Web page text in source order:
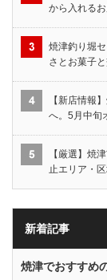
から入れる
焼津釣り堀
さとお菓子
【新店情報
へ。5月中旬
【厳選】焼
止エリア・区
新着記事
焼津でおすすめ